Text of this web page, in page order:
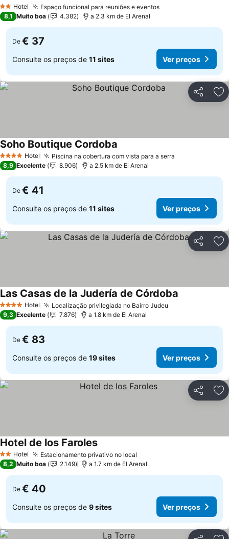
2 Estrelas
Hotel Espaço funcional para reuniões e eventos
8,1 Muito boa 4.382 a 2.3 km de El Arenal
De € 37
Consulte os preços de 11 sites Ver preços
Partilhar
4 EstrelasHotel Piscina na cobertura com vista para a serra
Soho Boutique Cordoba
8,9 Excelente 8.906 a 2.5 km de El Arenal
De € 41
Consulte os preços de 11 sites Ver preços
Partilhar
4 EstrelasHotel Localização privilegiada no Bairro Judeu
Las Casas de la Judería de Córdoba
9,3 Excelente 7.876 a 1.8 km de El Arenal
De € 83
Consulte os preços de 19 sites Ver preços
Partilhar
2 Estrelas
Hotel Estacionamento privativo no local
Hotel de los Faroles
8,2 Muito boa 2.149 a 1.7 km de El Arenal
De € 40
Consulte os preços de 9 sites Ver preços